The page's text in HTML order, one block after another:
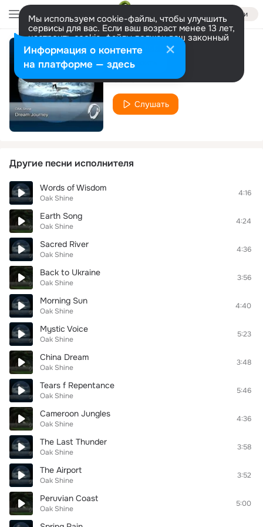
Войти
Мы используем cookie-файлы, чтобы улучшить
сервисы для вас. Если ваш возраст менее 13 лет,
настроить cookie-файлы должен ваш законный
представитель. Больше информации
Разрешить все Настроить
Two Dolphins
Oak Shine
Слушать
Другие песни исполнителя
Words of Wisdom
Oak Shine
4:16
Earth Song
Oak Shine
4:24
Sacred River
Oak Shine
4:36
Back to Ukraine
Oak Shine
3:56
Morning Sun
Oak Shine
4:40
Mystic Voice
Oak Shine
5:23
China Dream
Oak Shine
3:48
Tears f Repentance
Oak Shine
5:46
Cameroon Jungles
Oak Shine
4:36
The Last Thunder
Oak Shine
3:58
The Airport
Oak Shine
3:52
Peruvian Coast
Oak Shine
5:00
Информация о контенте
на платформе — здесь